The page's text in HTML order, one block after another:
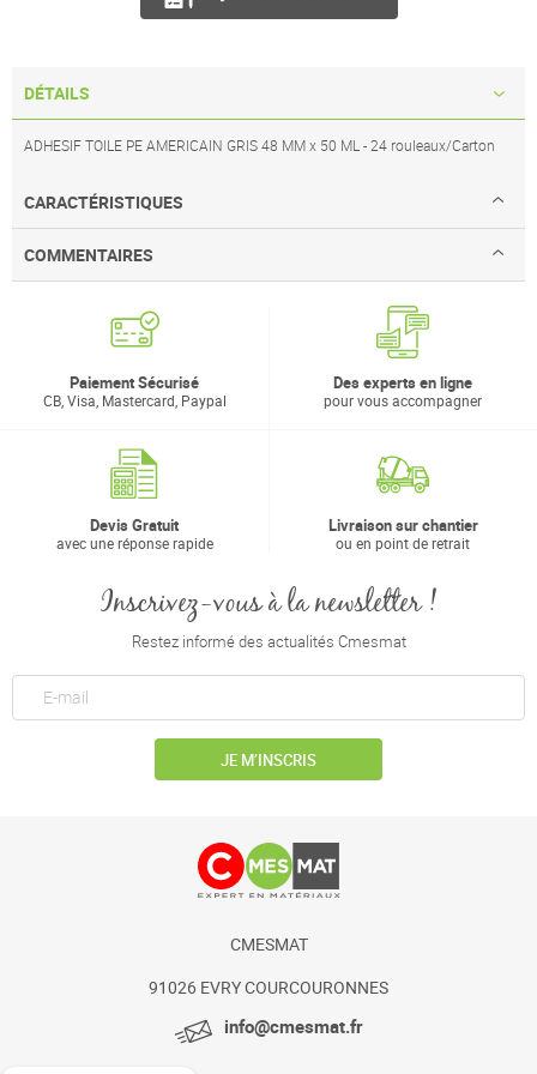
DÉTAILS
ADHESIF TOILE PE AMERICAIN GRIS 48 MM x 50 ML - 24 rouleaux/Carton
CARACTÉRISTIQUES
COMMENTAIRES
Paiement Sécurisé
CB, Visa, Mastercard, Paypal
Des experts en ligne
pour vous accompagner
Devis Gratuit
avec une réponse rapide
Livraison sur chantier
ou en point de retrait
Inscrivez-vous à la newsletter !
Restez informé des actualités Cmesmat
JE M’INSCRIS
CMESMAT
91026 EVRY COURCOURONNES
info@cmesmat.fr